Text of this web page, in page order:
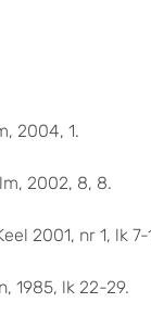
2004, 1.
2002, 8, 8.
2001, nr 1, lk 7-
1985, lk 22-29.